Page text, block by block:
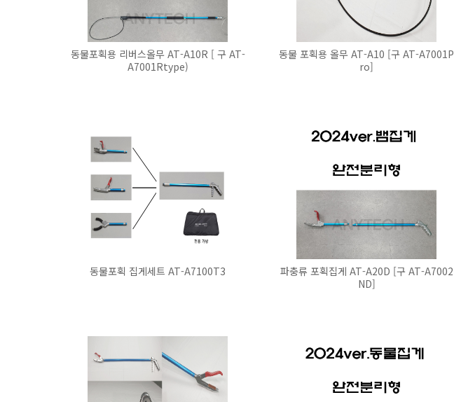
동물포획용 리버스올무 AT-A10R [ 구 AT-
A7001Rtype)
동물 포획용 올무 AT-A10 [구 AT-A7001P
ro]
동물포획 집게세트 AT-A7100T3
파충류 포획집게 AT-A20D [구 AT-A7002
ND]